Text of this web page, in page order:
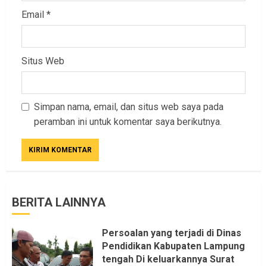
Email *
Situs Web
Simpan nama, email, dan situs web saya pada
peramban ini untuk komentar saya berikutnya.
BERITA LAINNYA
Persoalan yang terjadi di Dinas
Pendidikan Kabupaten Lampung
tengah Di keluarkannya Surat